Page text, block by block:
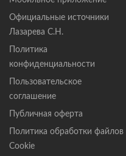
Официальные источники
Лазарева С.Н.
Политика
конфиденциальности
Пользовательское
соглашение
Публичная оферта
Политика обработки файлов
Cookie